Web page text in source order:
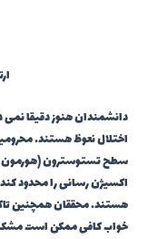
دانشمندان هنوز دقیقا نمی
اختلال نعوظ هستند.
سطح تستوسترون
اکسیژن رسانی را محدود
هستند. محققان همچنین
خواب کافی ممکن است